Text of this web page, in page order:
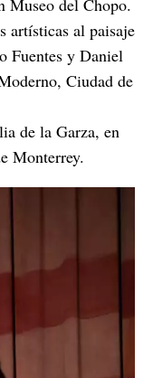
Museo del Chopo.
artísticas al paisaje
Fuentes y Daniel
Ciudad de
de la Garza, en
Monterrey.